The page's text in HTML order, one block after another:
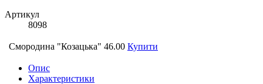
Артикул
8098
Смородина "Козацька" 46.00 Купити
Опис
Характеристики